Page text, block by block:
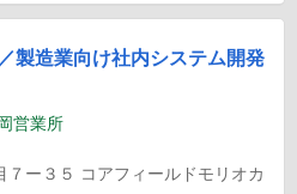
製造業向け社内システム開発
営業所
ー３５ コアフィールドモリオカ